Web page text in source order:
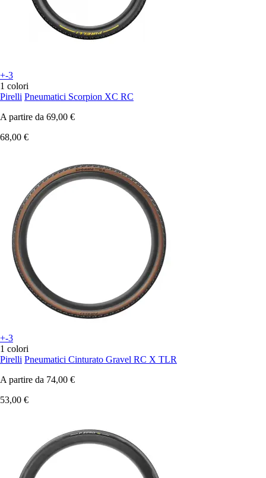
+-3
1 colori
Pirelli Pneumatici Scorpion XC RC
A partire da 69,00 €
68,00 €
+-3
1 colori
Pirelli Pneumatici Cinturato Gravel RC X TLR
A partire da 74,00 €
53,00 €